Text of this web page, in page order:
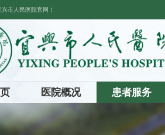
市人民医院官网！
医院概况 患者服务